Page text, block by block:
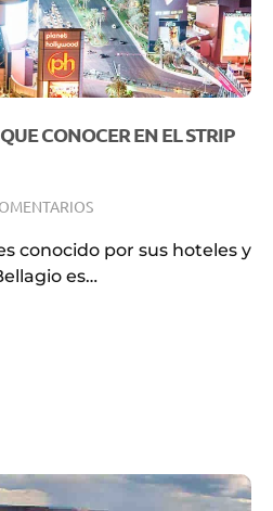
CONOCER EN EL STRIP
conocido por sus hoteles y
es…